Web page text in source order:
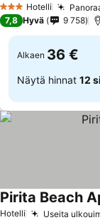
3 Tähtiluokitus
Hotelli
7,8 Hyvä 9 758
Alkaen 36 €
Näytä hinnat 12
Hotelli Useita
Pirita Beach